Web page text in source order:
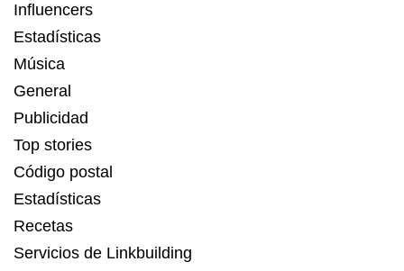
Influencers
Estadísticas
Música
General
Publicidad
Top stories
Código postal
Estadísticas
Recetas
Servicios de Linkbuilding